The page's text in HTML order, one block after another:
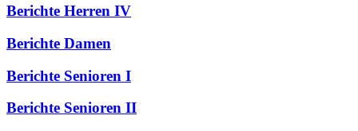
Berichte Herren IV
Berichte Damen
Berichte Senioren I
Berichte Senioren II